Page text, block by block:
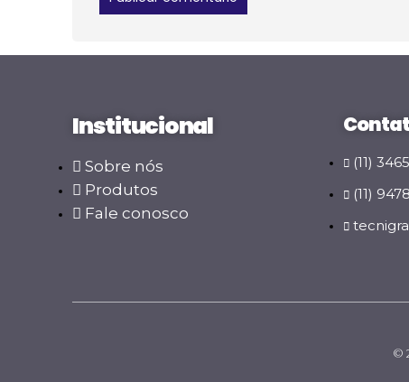
Institucional
Sobre nós
Produtos
Fale conosco
(11)
(11)
©